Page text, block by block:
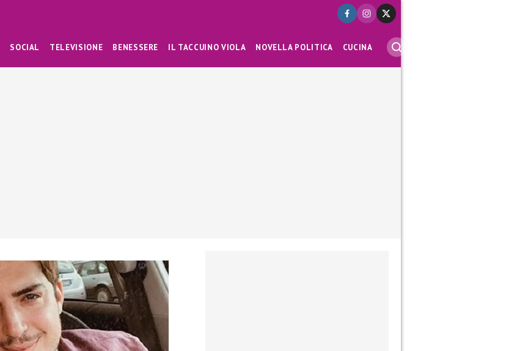
SOCIAL TELEVISIONE BENESSERE IL TACCUINO VIOLA NOVELLA POLITICA CUCINA